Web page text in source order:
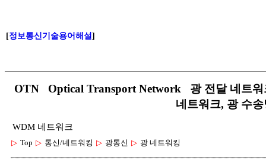
[정보통신기술용어해설]
OTN Optical Transport Network 광 전달 네트워
네트워크, 광 수송
WDM 네트워크
▷ Top ▷ 통신/네트워킹 ▷ 광통신 ▷ 광 네트워킹